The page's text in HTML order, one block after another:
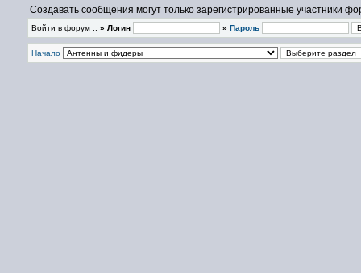
Создавать сообщения могут только зарегистрированные участники
Войти в форум :: » Логин » Пароль
Начало